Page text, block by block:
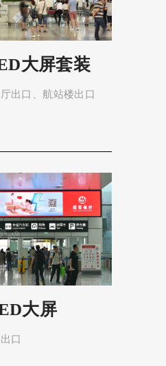
大屏套装
出口、航站楼出口
大屏
口